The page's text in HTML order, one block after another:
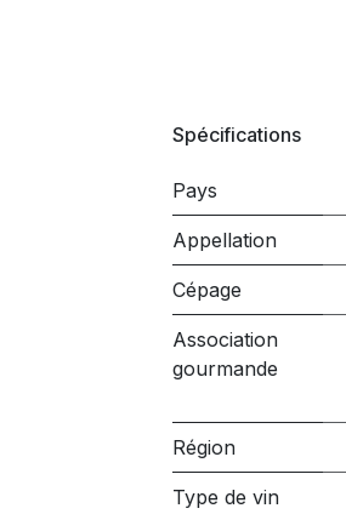
Spécifications
Pays
Appellation
Cépage
Association
gourmande
Région
Type de vin